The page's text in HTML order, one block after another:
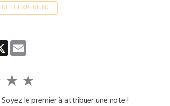
EXPERIENCE
X
★★
le premier à attribuer une note !